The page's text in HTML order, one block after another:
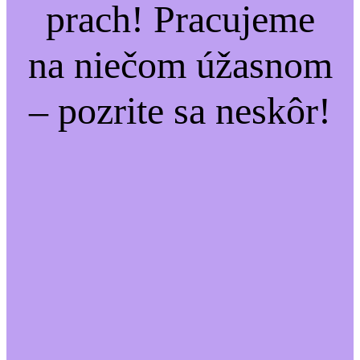
prach! Pracujeme
na niečom úžasnom
– pozrite sa neskôr!